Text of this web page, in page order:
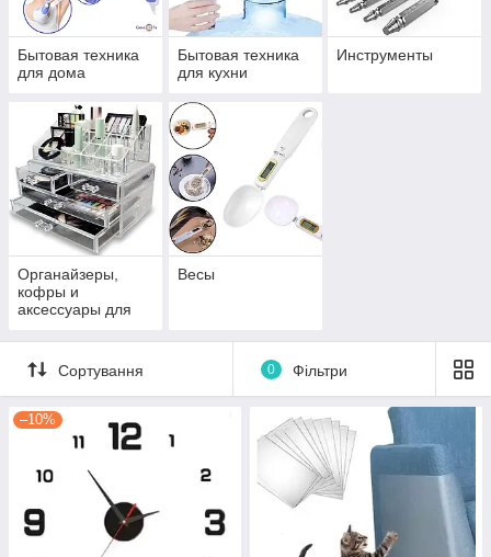
Бытовая техника
для дома
Бытовая техника
для кухни
Инструменты
Органайзеры,
кофры и
аксессуары для
Весы
Сортування 0 Фільтри
–10%